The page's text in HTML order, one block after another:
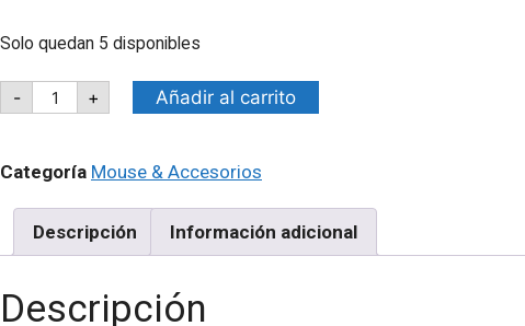
Solo quedan 5 disponibles
- LOGITECH
MOUSE
M170
-
+ Añadir al carrito
Categoría Mouse & Accesorios
Descripción Información adicional
Descripción